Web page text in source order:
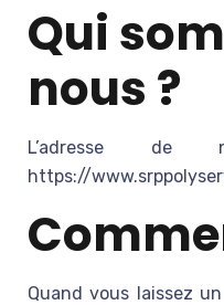
Qui
nous ?
L’adresse
https://
Quand vous laissez